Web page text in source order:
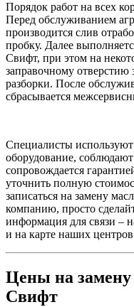
Порядок работ на всех
Перед обслуживанием
производится слив
пробку. Далее
Свифт, при этом на
заправочному отверстию
разборки. После
сбрасывается
Специалисты
оборудование,
сопровождается
уточнить полную
записаться на замену
компанию, просто
информация для связи –
и на карте наших
Цены на
Свифт